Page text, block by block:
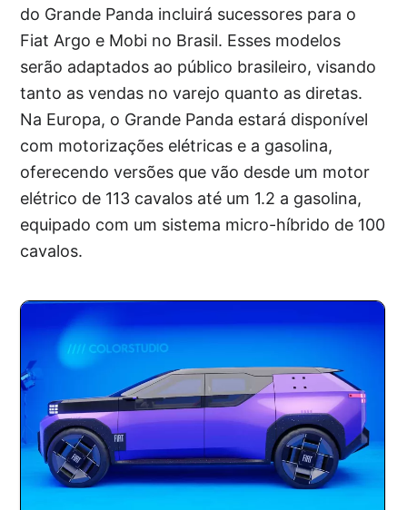
do Grande Panda incluirá sucessores para o
Fiat Argo e Mobi no Brasil. Esses modelos
serão adaptados ao público brasileiro, visando
tanto as vendas no varejo quanto as diretas.
Na Europa, o Grande Panda estará disponível
com motorizações elétricas e a gasolina,
oferecendo versões que vão desde um motor
elétrico de 113 cavalos até um 1.2 a gasolina,
equipado com um sistema micro-híbrido de 100
cavalos.